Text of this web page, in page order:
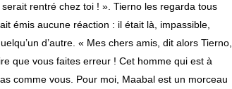
rentré chez toi ! ». Tierno les regarda tous
émis aucune réaction : il était là, impassible,
d’autre. « Mes chers amis, dit alors Tierno,
que vous faites erreur ! Cet homme qui est à
comme vous. Pour moi, Maabal est un morceau